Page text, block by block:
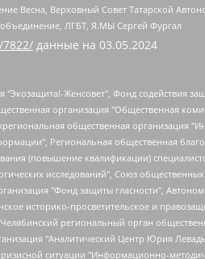
Весна, Верховный Совет Татарской
объединение, ЛГБТ, Я.МЫ Сергей Фургал
данные на 03.05.2024
фонд помощи осужденным и их семьям, Автономная некоммерческая организация "Институт глобализации и социальных движений", Фонд "В защиту прав заключенных", Частное учреждение "Центр поддержки и содействия развитию средств массовой информации", Пензенский региональный общественный благотворительный фонд "Гражданский союз", "Север.Реалии", Некоммерческая организация Фонд "Правовая инициатива", Общество с ограниченной ответственностью "Радио Свободная Европа/Радио Свобода", Чешское информационное агентство "MEDIUM-ORIENT", Красноярская региональная общественная организация "Мы против СПИДа", Камалягин Денис Николаевич, Маркелов Сергей Евгеньевич, Пономарев Лев Александрович, Савицкая Людмила Алексеевна, Автономная некоммерческая организация "Центр по работе с проблемой насилия "НАСИЛИЮ.НЕТ", Межрегиональный профессиональный союз работников здравоохранения "Альянс врачей", Юридическое лицо, зарегистрированное в Латвийской Республике, SIA "Medusa Project" (регистрационный номер 40103797863, дата регистрации 10.06.2014), Некоммерческая организация "Фонд по борьбе с коррупцией", Автономная некоммерческая организация "Институт права и публичной политики", Баданин Роман Сергеевич, Гликин Максим Александрович, Железнова Мария Михайловна, Лукьянова Юлия Сергеевна, Маетная Елизавета Витальевна, Маняхин Петр Борисович, Чуракова Ольга Владимировна, Ярош Юлия Петровна, Юридическое лицо "The Insider SIA", зарегистрированное в Риге, Латвийская Республика (дата регистрации 26.06.2015), являющееся администратором доменного имени интернет-издания "The Insider SIA", https://theins.ru, Постернак Алексей Евгеньевич, Рубин Михаил Аркадьевич, Анин Роман Александрович, Юридическое лицо Istories fonds, зарегистрированное в Латвийской Республике (регистрационный номер 50008295751, дата регистрации 24.02.2020), Великовский